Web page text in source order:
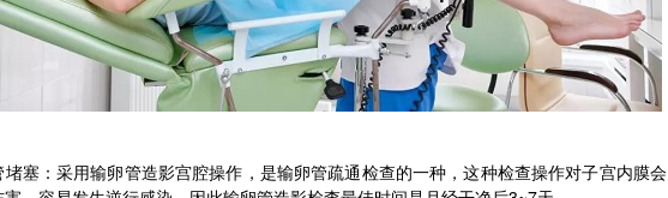
塞：采用输卵管造影宫腔操作，是输卵管疏通检查的一种，这种检查操作对子宫内膜会